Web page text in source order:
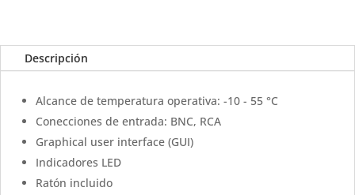
cantidad
Descripción
Alcance de temperatura operativa: -10 - 55 °C
Conecciones de entrada: BNC, RCA
Graphical user interface (GUI)
Indicadores LED
Ratón incluido